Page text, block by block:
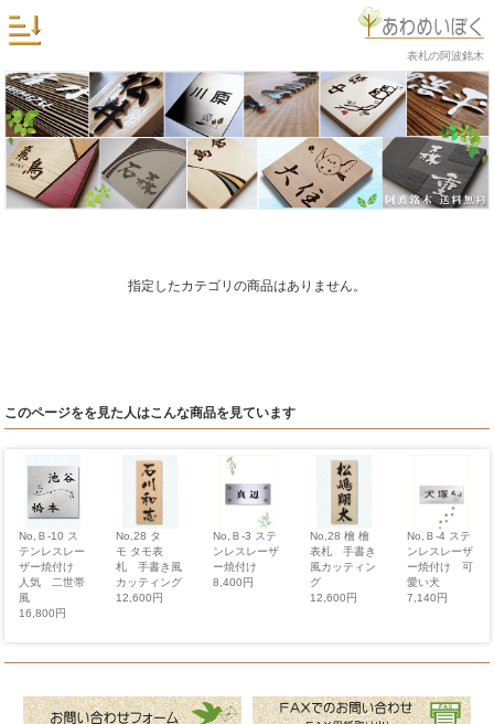
表札の阿波銘木
指定したカテゴリの商品はありません。
このページをを見た人はこんな商品を見ています
No,Ｂ-10 ス
テンレスレー
ザー焼付け
人気 二世帯
風
16,800円
No,28 タ
モ タモ表
札 手書き風
カッティング
12,600円
No,Ｂ-3 ステ
ンレスレーザ
ー焼付け
8,400円
No,28 檜 檜
表札 手書き
風カッティン
グ
12,600円
No,Ｂ-4 ステ
ンレスレーザ
ー焼付け 可
愛い犬
7,140円